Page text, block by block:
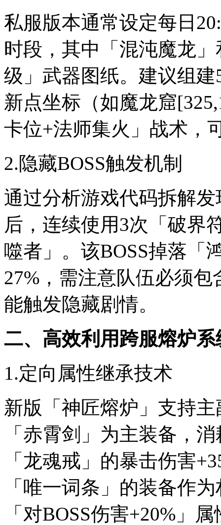
私服版本通常设定每日
时段，其中「混沌魔龙
级」武器图纸。建议组
新点坐标（如魔龙窟
卡位+法师集火」战术，
2.隐藏BOSS触发机制
通过分析游戏代码拆解
后，连续使用3次「破界
噬者」。该BOSS掉落「
27%，需注意队伍必须
能触发隐藏剧情。
二、高效利用跨服熔炉
1.定向属性继承技术
新版「神匠熔炉」支持
「赤霄剑」为主装备，
「龙魂戒」的暴击伤害
「唯一词条」的装备作
「对BOSS伤害+20%」